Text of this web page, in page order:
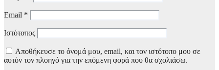
Email *
Ιστότοπος
Αποθήκευσε το όνομά μου, email, και τον ιστότοπο μου σε
αυτόν τον πλοηγό για την επόμενη φορά που θα σχολιάσω.